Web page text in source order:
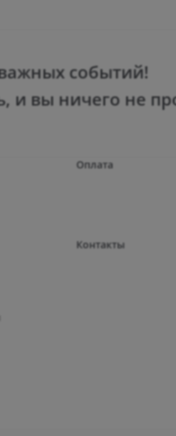
событий!
и вы ничего не
Оплата
Контакты